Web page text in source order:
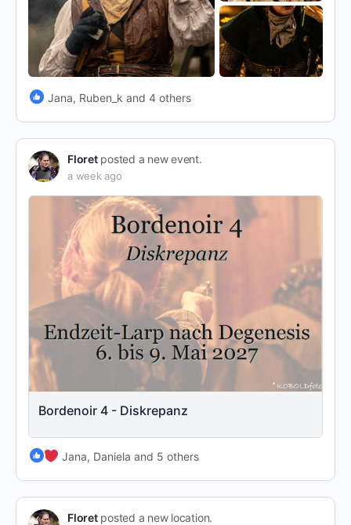
Jana, Ruben_k and 4 others
Floretposted a new event.
a week ago
Bordenoir 4 - Diskrepanz
Jana, Daniela and 5 others
Floretposted a new location.